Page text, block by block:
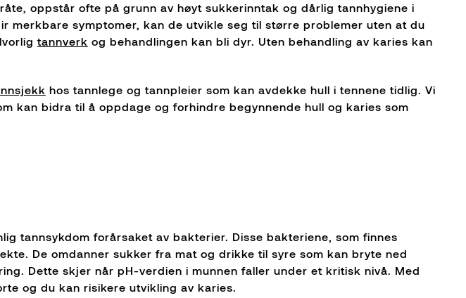
oppstår ofte på grunn av høyt sukkerinntak og dårlig tannhygiene i
merkbare symptomer, kan de utvikle seg til større problemer uten at du
tannverk og behandlingen kan bli dyr. Uten behandling av karies kan
hos tannlege og tannpleier som kan avdekke hull i tennene tidlig. Vi
kan bidra til å oppdage og forhindre begynnende hull og karies som
tannsykdom forårsaket av bakterier. Disse bakteriene, som finnes
De omdanner sukker fra mat og drikke til syre som kan bryte ned
Dette skjer når pH-verdien i munnen faller under et kritisk nivå. Med
og du kan risikere utvikling av karies.